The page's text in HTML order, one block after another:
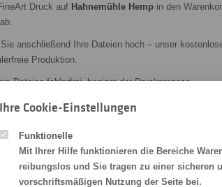
Druck auf Hahnemühle Hemp in den
Sie anschließend Ihre Dateien hoch – unser
Produktion.
Dateien fehlerfrei, beginnt der Druckprozess
Qualität realisiert wird.
Service
echte Druckenthusiasten bieten wir Ihnen eine
Ihre Cookie-Einstellungen
Funktionelle
Mit Ihrer Hilfe funktionieren die Bereiche
reibungslos und Sie tragen zu einer sicheren
vorschriftsmäßigen Nutzung der Seite bei.